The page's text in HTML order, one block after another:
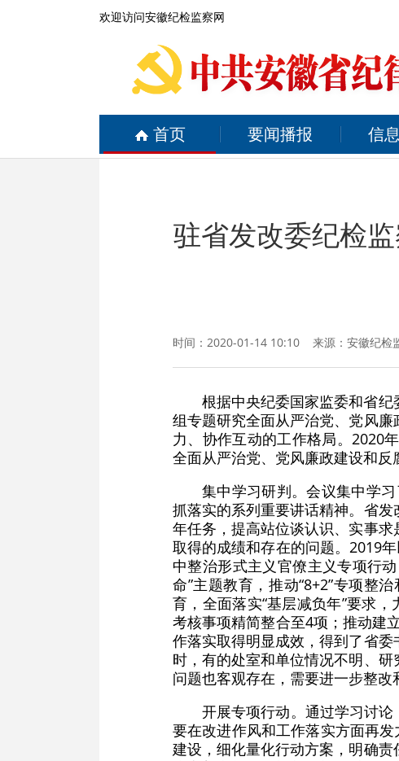
欢迎访问安徽纪检监察网
首页 要闻播报 信
驻省发改委纪检
时间：2020-01-14 10:10 来源： 安徽纪检
根据中央纪委国家监委和省
组专题研究全面从严治党、党风
力、协作互动的工作格局。2020
全面从严治党、党风廉政建设和反
集中学习研判。会议集中学
抓落实的系列重要讲话精神。省
年任务，提高站位谈认识、实事
取得的成绩和存在的问题。2019
中整治形式主义官僚主义专项行
命”主题教育，推动“8+2”专项整
育，全面落实“基层减负年”要求
考核事项精简整合至4项；推动建
作落实取得明显成效，得到了省
时，有的处室和单位情况不明、
问题也客观存在，需要进一步整改
开展专项行动。通过学习讨
要在改进作风和工作落实方面再
建设，细化量化行动方案，明确